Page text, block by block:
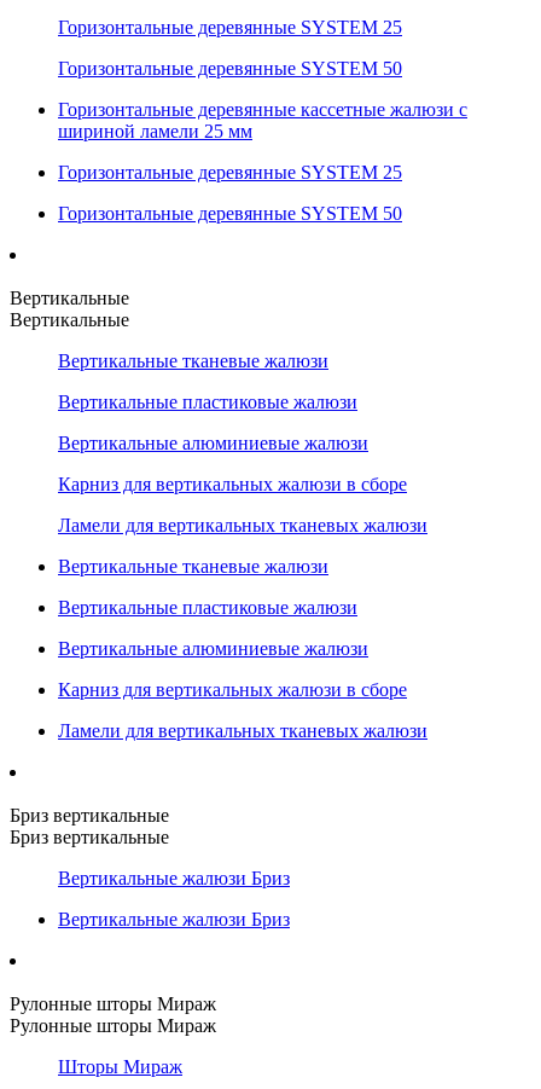
Горизонтальные деревянные SYSTEM 25
Горизонтальные деревянные SYSTEM 50
Горизонтальные деревянные кассетные жалюзи с
шириной ламели 25 мм
Горизонтальные деревянные SYSTEM 25
Горизонтальные деревянные SYSTEM 50
Вертикальные
Вертикальные
Вертикальные тканевые жалюзи
Вертикальные пластиковые жалюзи
Вертикальные алюминиевые жалюзи
Карниз для вертикальных жалюзи в сборе
Ламели для вертикальных тканевых жалюзи
Вертикальные тканевые жалюзи
Вертикальные пластиковые жалюзи
Вертикальные алюминиевые жалюзи
Карниз для вертикальных жалюзи в сборе
Ламели для вертикальных тканевых жалюзи
Бриз вертикальные
Бриз вертикальные
Вертикальные жалюзи Бриз
Вертикальные жалюзи Бриз
Рулонные шторы Мираж
Рулонные шторы Мираж
Шторы Мираж